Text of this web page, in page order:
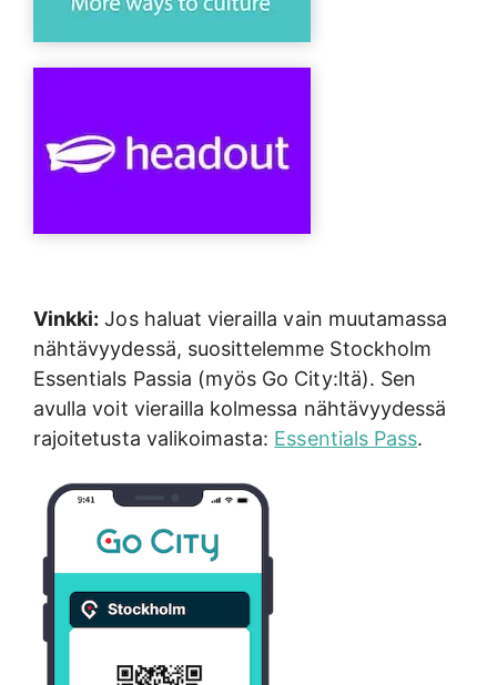
Vinkki: Jos haluat vierailla vain muutamassa
nähtävyydessä, suosittelemme Stockholm
Essentials Passia (myös Go City:ltä). Sen
avulla voit vierailla kolmessa nähtävyydessä
rajoitetusta valikoimasta: Essentials Pass.